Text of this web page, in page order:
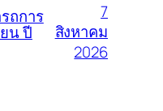
ถการ
น ปี
7
สิงหาคม
2026